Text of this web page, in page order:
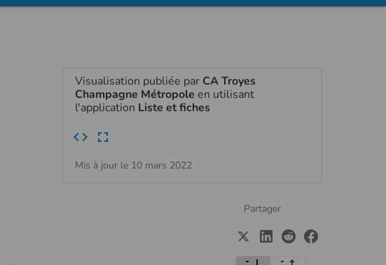
Visualisation publiée par CA Troyes
Champagne Métropole en utilisant
l'application Liste et fiches
Mis à jour le 10 mars 2022
Partager